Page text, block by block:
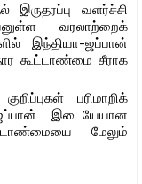
இருதரப்பு வளர்ச்சி
வரலாற்றைக்
இந்தியா-ஜப்பான்
கூட்டாண்மை சீராக
பரிமாறிக்
இடையேயான
மேலும்